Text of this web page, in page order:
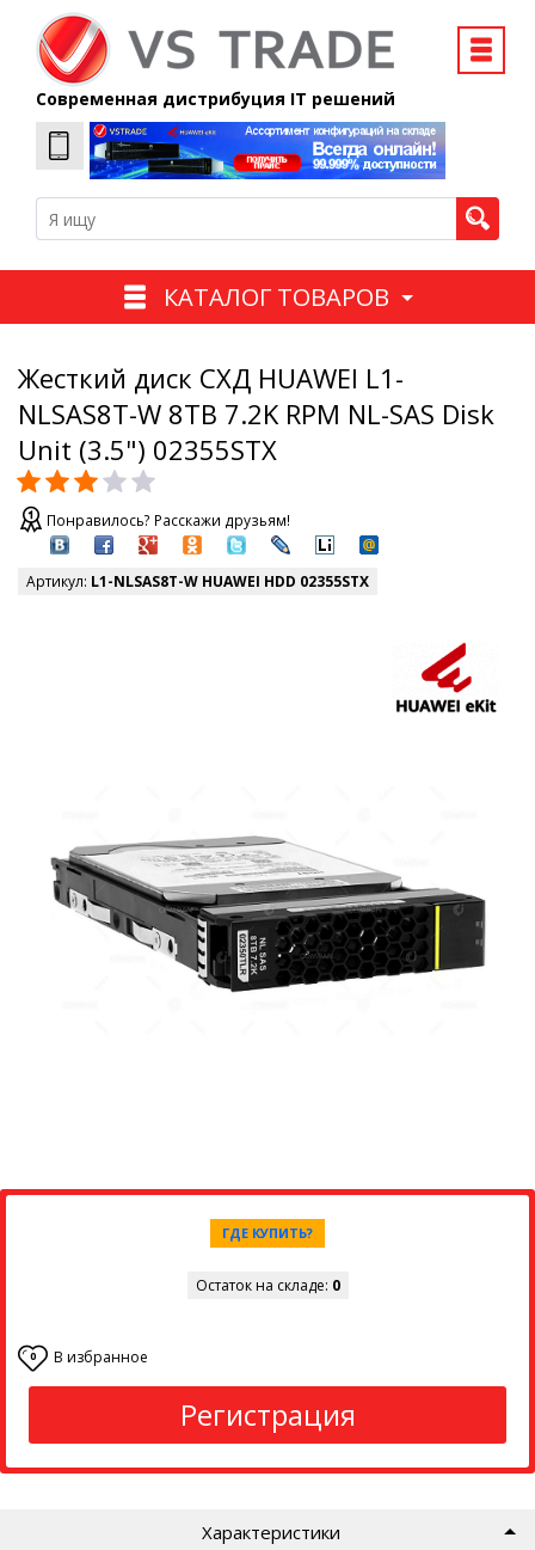
Современная дистрибуция IT решений
КАТАЛОГ ТОВАРОВ
Жесткий диск СХД HUAWEI L1-
NLSAS8T-W 8TB 7.2K RPM NL-SAS Disk
Unit (3.5") 02355STX
Понравилось? Расскажи друзьям!
Артикул: L1-NLSAS8T-W HUAWEI HDD 02355STX
ГДЕ КУПИТЬ?
Остаток на складе: 0
0 В избранное
Регистрация
Характеристики